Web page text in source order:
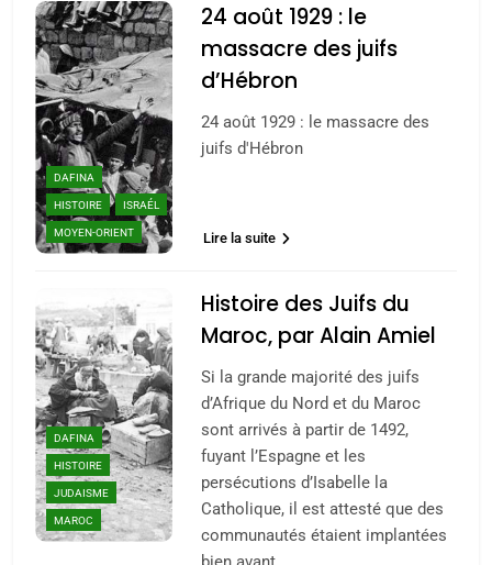
DAFINA
HISTOIRE
ISRAÉL
MOYEN-ORIENT
24 août 1929 : le
massacre des juifs
d’Hébron
24 août 1929 : le massacre des
juifs d'Hébron
Lire la suite
DAFINA
HISTOIRE
JUDAISME
MAROC
Histoire des Juifs du
Maroc, par Alain Amiel
Si la grande majorité des juifs
d’Afrique du Nord et du Maroc
sont arrivés à partir de 1492,
fuyant l’Espagne et les
persécutions d’Isabelle la
Catholique, il est attesté que des
communautés étaient implantées